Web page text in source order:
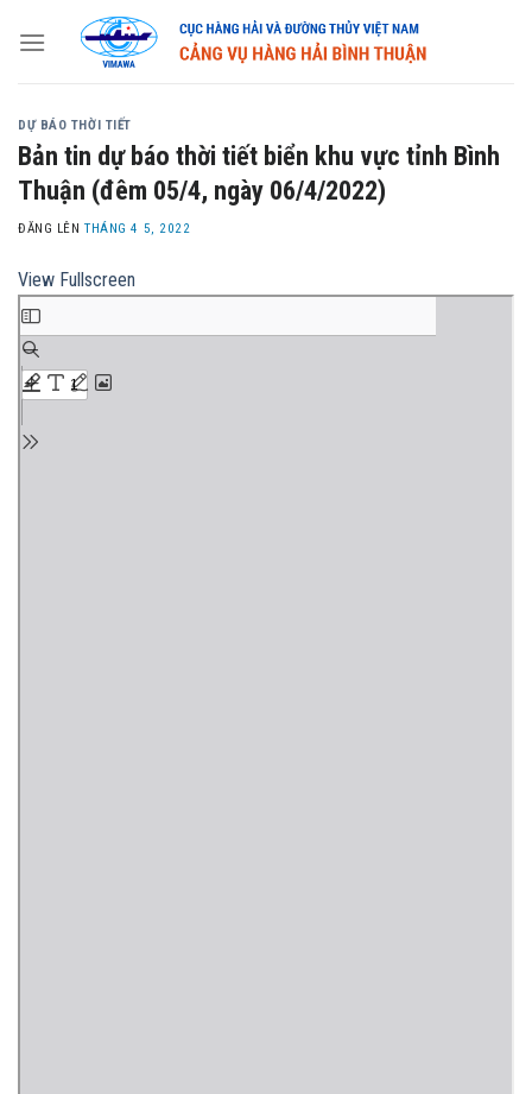
DỰ BÁO THỜI TIẾT
Bản tin dự báo thời tiết biển khu vực tỉnh Bình
Thuận (đêm 05/4, ngày 06/4/2022)
ĐĂNG LÊNTHÁNG 4 5, 2022
View Fullscreen